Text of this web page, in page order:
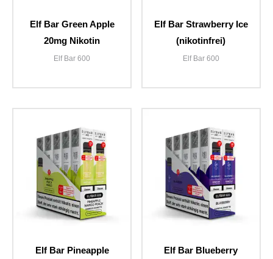
Elf Bar Green Apple
20mg Nikotin
Elf Bar 600
Elf Bar Strawberry Ice
(nikotinfrei)
Elf Bar 600
Elf Bar Pineapple
Elf Bar Blueberry